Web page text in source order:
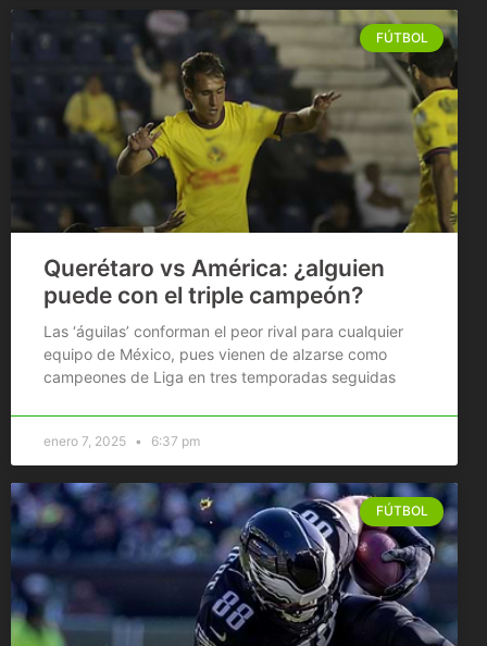
FÚTBOL
Querétaro vs América: ¿alguien
puede con el triple campeón?
Las ‘águilas’ conforman el peor rival para cualquier
equipo de México, pues vienen de alzarse como
campeones de Liga en tres temporadas seguidas
enero 7, 2025 6:37 pm
FÚTBOL